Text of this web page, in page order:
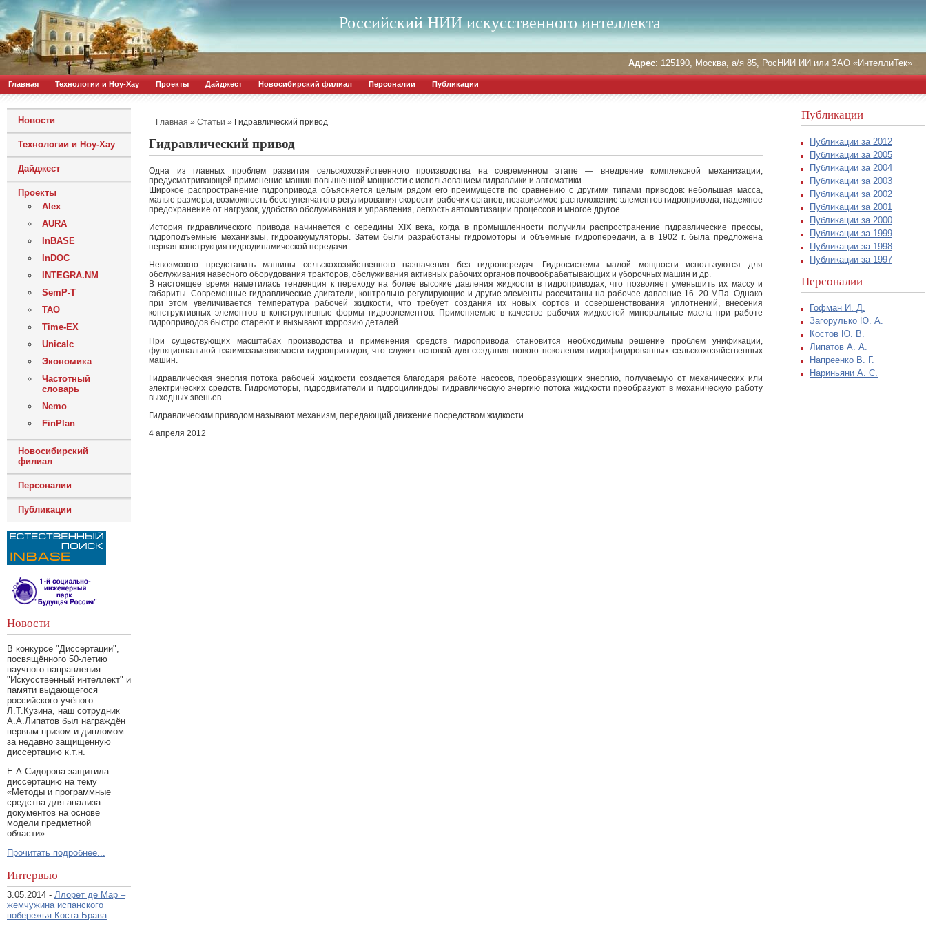
Российский НИИ искусственного интеллекта
Адрес: 125190, Москва, а/я 85, РосНИИ ИИ или ЗАО «ИнтеллиТек»
Главная Технологии и Ноу-Хау Проекты Дайджест Новосибирский филиал Персоналии Публикации
Новости
Технологии и Ноу-Хау
Дайджест
Проекты
Alex
AURA
InBASE
InDOC
INTEGRA.NM
SemP-T
ТАО
Time-EX
Unicalc
Экономика
Частотный
словарь
Nemo
FinPlan
Новосибирский
филиал
Персоналии
Публикации
Новости
В конкурсе "Диссертации",
посвящённого 50-летию
научного направления
"Искусственный интеллект" и
памяти выдающегося
российского учёного
Л.Т.Кузина, наш сотрудник
А.А.Липатов был награждён
первым призом и дипломом
за недавно защищенную
диссертацию к.т.н.
Е.А.Сидорова защитила
диссертацию на тему
«Методы и программные
средства для анализа
документов на основе
модели предметной
области»
Прочитать подробнее...
Интервью
3.05.2014 - Ллорет де Мар –
жемчужина испанского
побережья Коста Брава
Главная » Статьи » Гидравлический привод
Гидравлический привод
Одна из главных проблем развития сельскохозяйственного производства на современном этапе — внедрение комплексной механизации,
предусматривающей применение машин повышенной мощности с использованием гидравлики и автоматики.
Широкое распространение гидропривода объясняется целым рядом его преимуществ по сравнению с другими типами приводов: небольшая масса,
малые размеры, возможность бесступенчатого регулирования скорости рабочих органов, независимое расположение элементов гидропривода, надежное
предохранение от нагрузок, удобство обслуживания и управления, легкость автоматизации процессов и многое другое.
История гидравлического привода начинается с середины XIX века, когда в промышленности получили распространение гидравлические прессы,
гидроподъемные механизмы, гидроаккумуляторы. Затем были разработаны гидромоторы и объемные гидропередачи, а в 1902 г. была предложена
первая конструкция гидродинамической передачи.
Невозможно представить машины сельскохозяйственного назначения без гидропередач. Гидросистемы малой мощности используются для
обслуживания навесного оборудования тракторов, обслуживания активных рабочих органов почвообрабатывающих и уборочных машин и др.
В настоящее время наметилась тенденция к переходу на более высокие давления жидкости в гидроприводах, что позволяет уменьшить их массу и
габариты. Современные гидравлические двигатели, контрольно-регулирующие и другие элементы рассчитаны на рабочее давление 16–20 МПа. Однако
при этом увеличивается температура рабочей жидкости, что требует создания их новых сортов и совершенствования уплотнений, внесения
конструктивных элементов в конструктивные формы гидроэлементов. Применяемые в качестве рабочих жидкостей минеральные масла при работе
гидроприводов быстро стареют и вызывают коррозию деталей.
При существующих масштабах производства и применения средств гидропривода становится необходимым решение проблем унификации,
функциональной взаимозаменяемости гидроприводов, что служит основой для создания нового поколения гидрофицированных сельскохозяйственных
машин.
Гидравлическая энергия потока рабочей жидкости создается благодаря работе насосов, преобразующих энергию, получаемую от механических или
электрических средств. Гидромоторы, гидродвигатели и гидроцилиндры гидравлическую энергию потока жидкости преобразуют в механическую работу
выходных звеньев.
Гидравлическим приводом называют механизм, передающий движение посредством жидкости.
4 апреля 2012
Публикации
Публикации за 2012
Публикации за 2005
Публикации за 2004
Публикации за 2003
Публикации за 2002
Публикации за 2001
Публикации за 2000
Публикации за 1999
Публикации за 1998
Публикации за 1997
Персоналии
Гофман И. Д.
Загорулько Ю. А.
Костов Ю. В.
Липатов А. А.
Напреенко В. Г.
Нариньяни А. С.